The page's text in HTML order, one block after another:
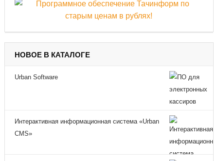
НОВОЕ В КАТАЛОГЕ
Urban Software
Интерактивная информационная система «Urban
CMS»